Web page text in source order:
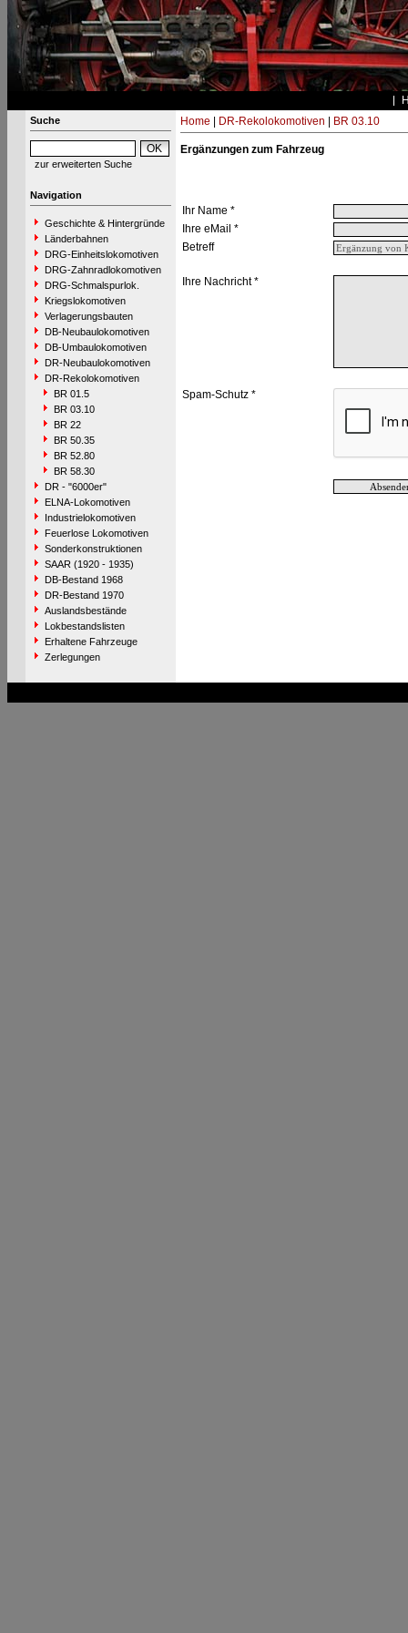
Suche
zur erweiterten Suche
Navigation
Geschichte & Hintergründe
Länderbahnen
DRG-Einheitslokomotiven
DRG-Zahnradlokomotiven
DRG-Schmalspurlok.
Kriegslokomotiven
Verlagerungsbauten
DB-Neubaulokomotiven
DB-Umbaulokomotiven
DR-Neubaulokomotiven
DR-Rekolokomotiven
BR 01.5
BR 03.10
BR 22
BR 50.35
BR 52.80
BR 58.30
DR - "6000er"
ELNA-Lokomotiven
Industrielokomotiven
Feuerlose Lokomotiven
Sonderkonstruktionen
SAAR (1920 - 1935)
DB-Bestand 1968
DR-Bestand 1970
Auslandsbestände
Lokbestandslisten
Erhaltene Fahrzeuge
Zerlegungen
Home DR-Rekolokomotiven BR 03.10
Ergänzungen zum Fahrzeug
Ihr Name *
Ihre eMail *
Betreff
Ihre Nachricht *
Spam-Schutz *